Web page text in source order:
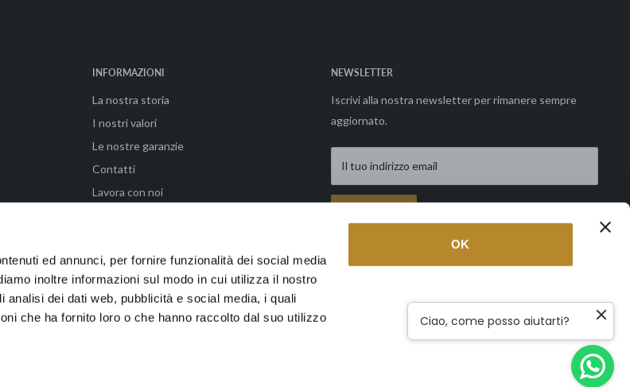
ed annunci, per fornire funzionalità dei social media
inoltre informazioni sul modo in cui utilizza il nostro
dei dati web, pubblicità e social media, i quali
che ha fornito loro o che hanno raccolto dal suo utilizzo
OK
INFORMAZIONI
La nostra storia
I nostri valori
Le nostre garanzie
Contatti
Lavora con noi
NEWSLETTER
Iscrivi alla nostra newsletter per rimanere sempre
aggiornato.
Il tuo indirizzo email
| Powered by WAIKA • EMMELAB
Ciao, come posso aiutarti?